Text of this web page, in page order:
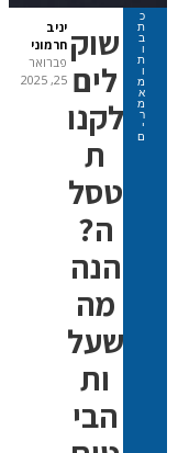
כ
ת
ב
ו
ת
ו
מ
א
מ
ר
י
ם
שוק
לים
לקנו
ת
טסל
ה?
הנה
מה
שעל
ות
הבי
יניב
חרמוני
פברואר
25, 2025